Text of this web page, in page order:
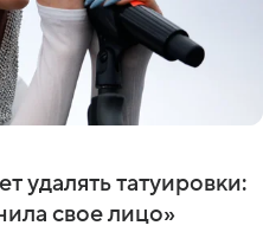
удалять татуировки:
свое лицо»